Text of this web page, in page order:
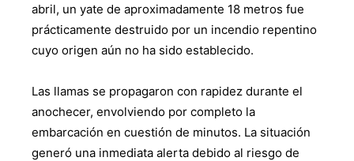
abril, un yate de aproximadamente 18 metros fue
prácticamente destruido por un incendio repentino
cuyo origen aún no ha sido establecido.
Las llamas se propagaron con rapidez durante el
anochecer, envolviendo por completo la
embarcación en cuestión de minutos. La situación
generó una inmediata alerta debido al riesgo de